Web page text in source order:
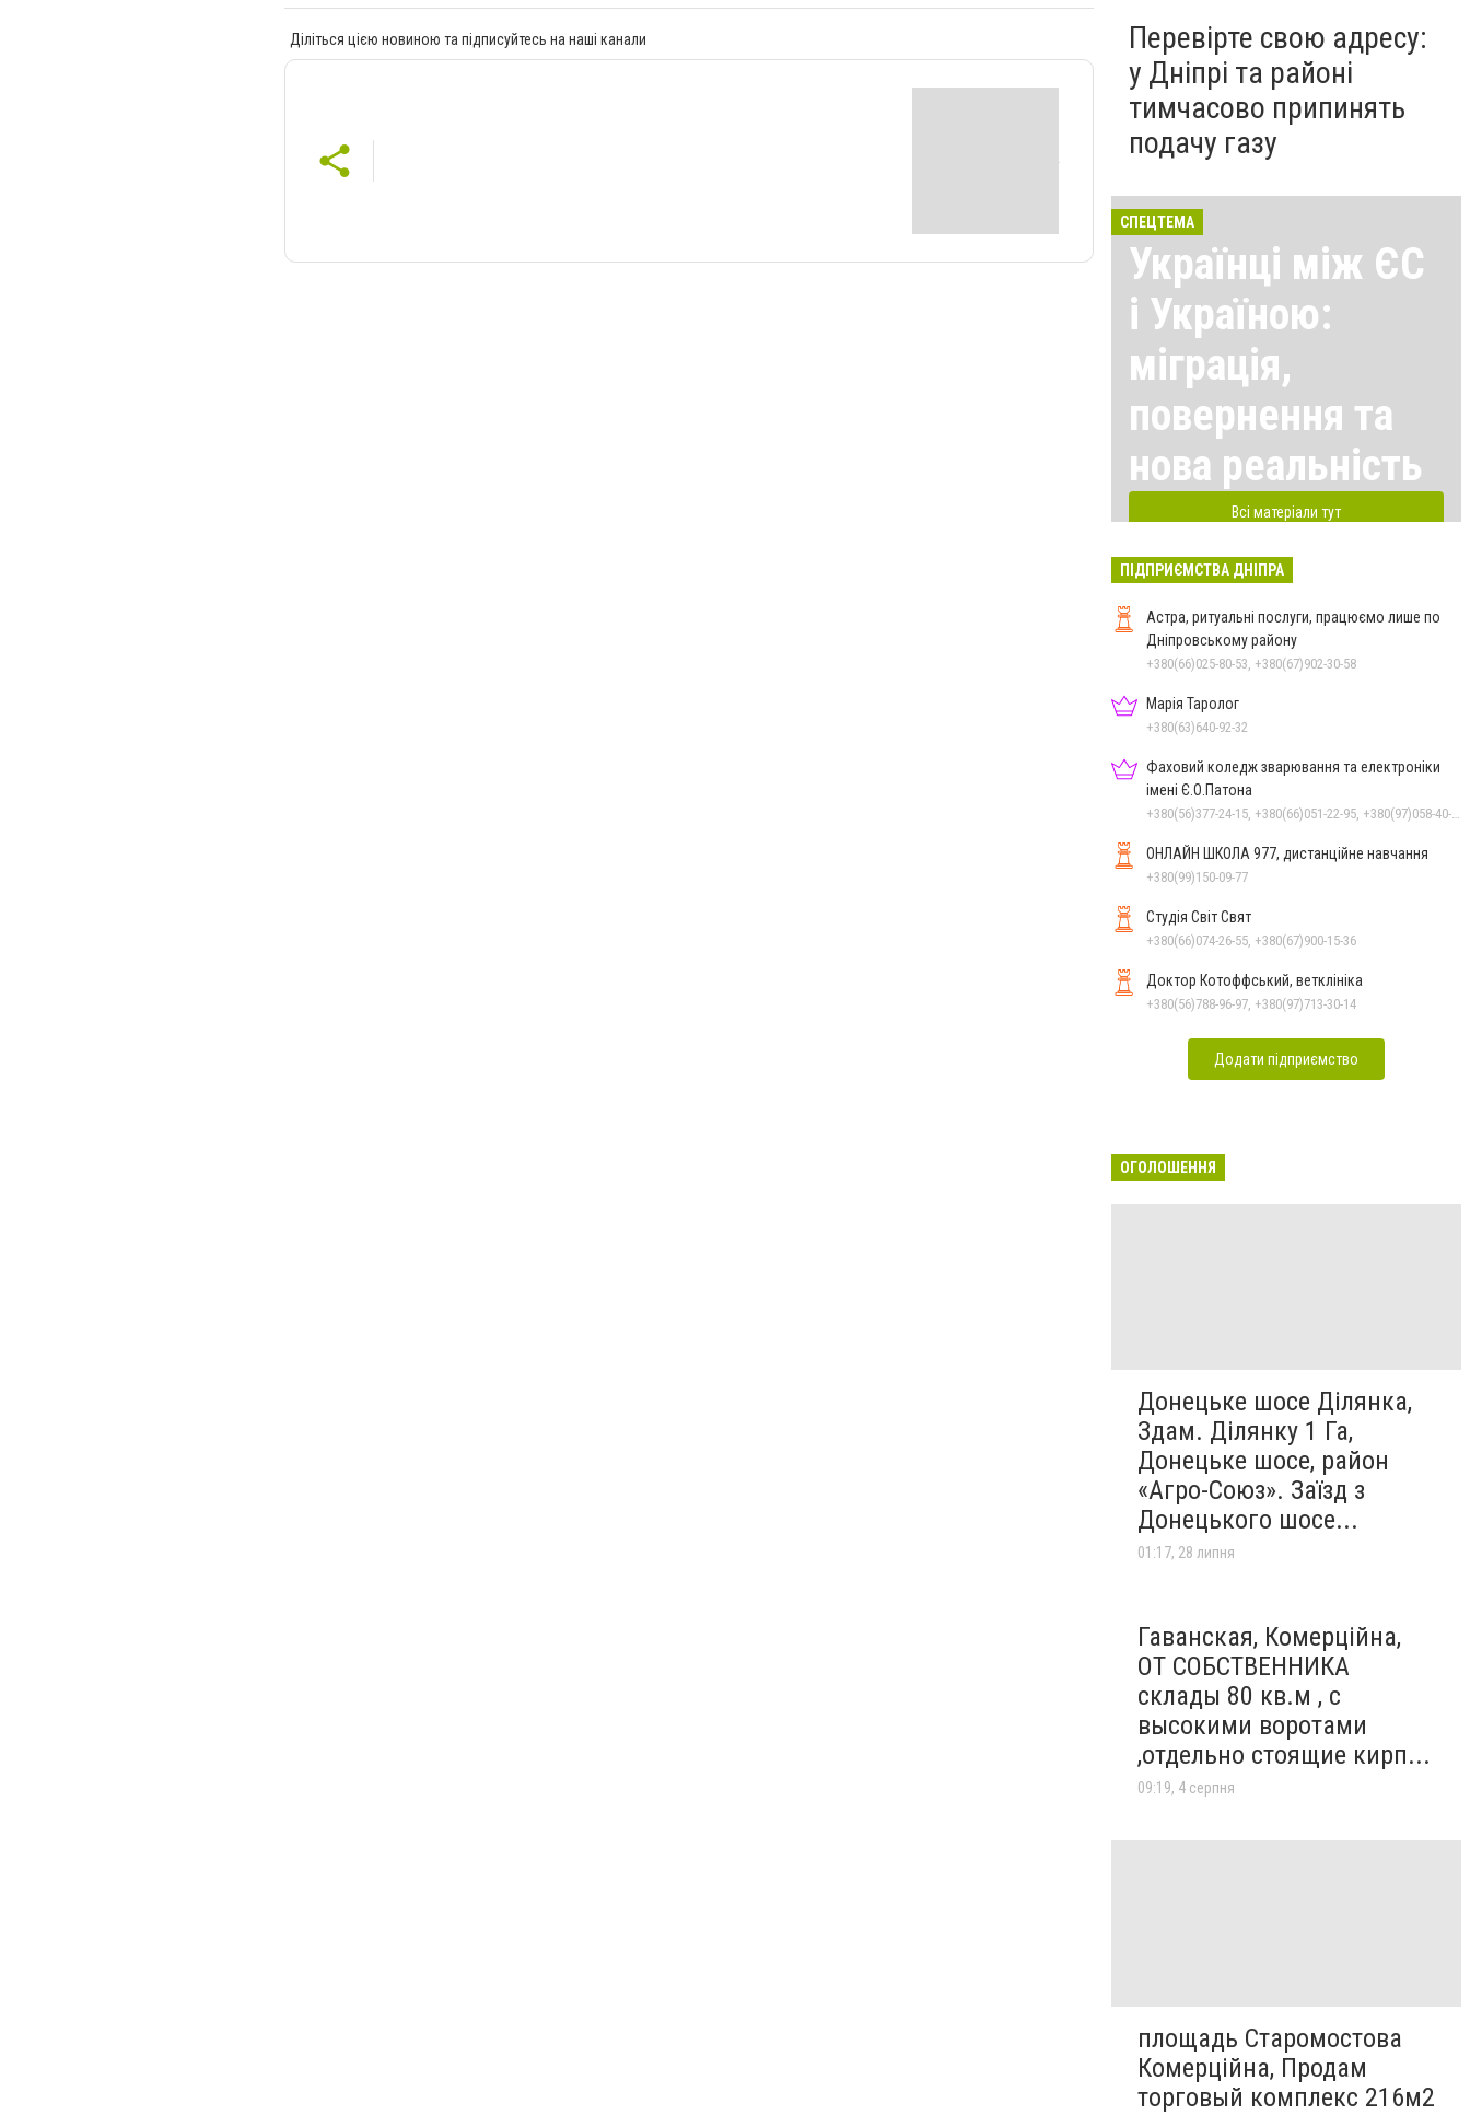
Діліться цією новиною та підписуйтесь на наші канали
Перевірте свою адресу:
у Дніпрі та районі
тимчасово припинять
подачу газу
СПЕЦТЕМА
Українці між ЄС
і Україною:
міграція,
повернення та
нова реальність
Всі матеріали тут
ПІДПРИЄМСТВА ДНІПРА
Астра, ритуальні послуги, працюємо лише по
Дніпровському району
+380(66)025-80-53, +380(67)902-30-58
Марія Таролог
+380(63)640-92-32
Фаховий коледж зварювання та електроніки
імені Є.О.Патона
ОНЛАЙН ШКОЛА 977, дистанційне навчання
+380(99)150-09-77
Студія Світ Свят
+380(66)074-26-55, +380(67)900-15-36
Доктор Котоффський, ветклініка
+380(56)788-96-97, +380(97)713-30-14
Додати підприємство
ОГОЛОШЕННЯ
Донецьке шосе Ділянка,
Здам. Ділянку 1 Га,
Донецьке шосе, район
«Агро-Союз». Заїзд з
Донецького шосе...
01:17, 28 липня
Гаванская, Комерційна,
ОТ СОБСТВЕННИКА
склады 80 кв.м , c
высокими воротами
,отдельно стоящие кирп...
09:19, 4 серпня
площадь Старомостова
Комерційна, Продам
торговый комплекс 216м2